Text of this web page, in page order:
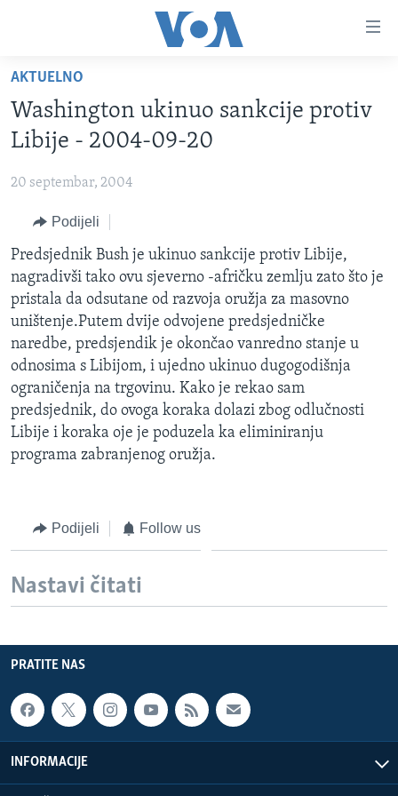
glavni
sadržaj
Pređi
na
glavnu
navigaciju
pretragu
TV PROGRAM
VIDEO
FOTOGRAFIJE DANA
VIJESTI
SJEDINJENE AMERIČKE DRŽAVE
BOSNA I HERCEGOVINA
SVIJET
NAUKA I TEHNOLOGIJA
SPECIJALNI PROJEKTI
KORUPCIJA
SLOBODA MEDIJA
ŽENSKA STRANA
IZBJEGLIČKA STRANA
MAGAZIN
O GLASU AMERIKE
AKTUELNO
Washington ukinuo sankcije protiv
Libije - 2004-09-20
20 septembar, 2004
Podijeli
Predsjednik Bush je ukinuo sankcije protiv Libije,
nagradivši tako ovu sjeverno -afričku zemlju zato što je
pristala da odsutane od razvoja oružja za masovno
uništenje.Putem dvije odvojene predsjedničke
naredbe, predsjendik je okončao vanredno stanje u
odnosima s Libijom, i ujedno ukinuo dugogodišnja
ograničenja na trgovinu. Kako je rekao sam
predsjednik, do ovoga koraka dolazi zbog odlučnosti
Libije i koraka oje je poduzela ka eliminiranju
programa zabranjenog oružja.
Podijeli Follow us
Nastavi čitati
PRATITE NAS
INFORMACIJE